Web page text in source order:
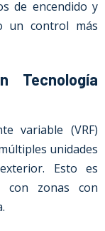
de encendido y
un control más
Tecnología
variable (VRF)
unidades
Esto es
con zonas con